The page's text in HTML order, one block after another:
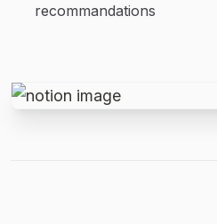
recommandations